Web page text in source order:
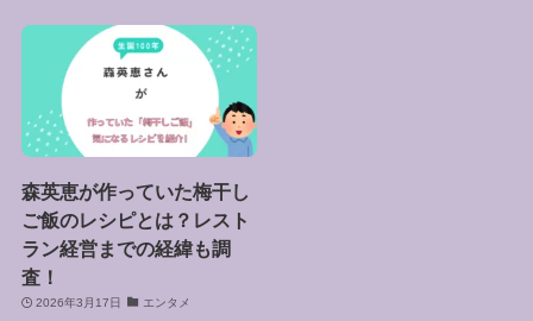
森英恵が作っていた梅干し
ご飯のレシピとは？レスト
ラン経営までの経緯も調
査！
2026年3月17日 エンタメ